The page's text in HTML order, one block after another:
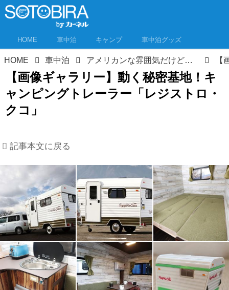
HOME 車中泊 キャンプ 車中泊グッズ
HOME 車中泊 アメリカンな雰囲気だけど日本発！幌馬車みたいなキャンピングトレーラーは軽自動車でけん引できる動く秘密基地！
【画像ギャラリー】動く秘密基地！キ
ャンピングトレーラー「レジストロ・
クコ」
記事本文に戻る